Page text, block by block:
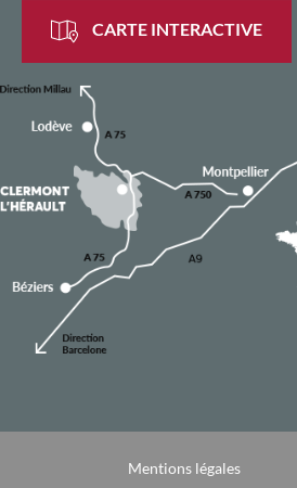
CARTE INTERACTIVE
Mentions légales